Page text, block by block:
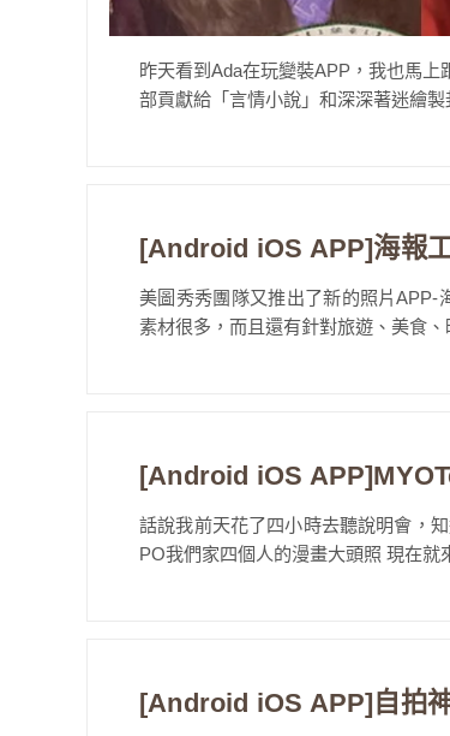
昨天看到Ada在玩變裝APP，我也馬
部貢獻給「言情小說」和深深著迷繪
[Android iOS APP]海報
美圖秀秀團隊又推出了新的照片APP-
素材很多，而且還有針對旅遊、美食
[Android iOS
話說我前天花了四小時去聽說明會，
PO我們家四個人的漫畫大頭照 現在就
[Android iOS APP]自拍